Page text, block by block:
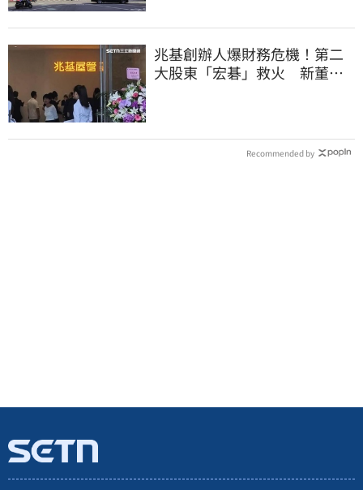
兆基創辦人爆財務危機！第二
大股東「宏碁」救火 新董座
Recommended by